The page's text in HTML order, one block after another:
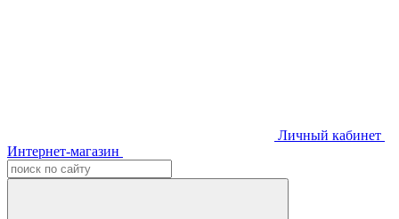
Личный кабинет
Интернет-магазин